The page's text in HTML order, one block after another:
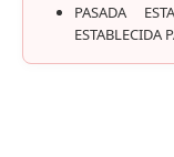
PASADA
ESTABLECIDA